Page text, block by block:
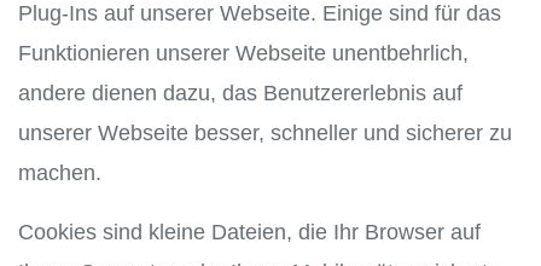
Plug-Ins auf unserer Webseite. Einige sind für das
Funktionieren unserer Webseite unentbehrlich,
andere dienen dazu, das Benutzererlebnis auf
unserer Webseite besser, schneller und sicherer zu
machen.
Cookies sind kleine Dateien, die Ihr Browser auf